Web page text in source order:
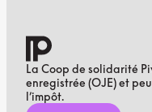
La Coop de solidarité
enregistrée (OJE) et
l’impôt.